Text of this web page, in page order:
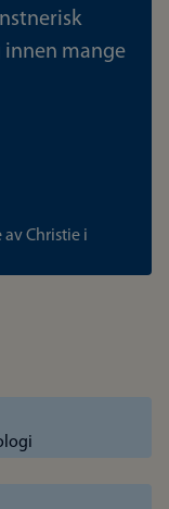
mange